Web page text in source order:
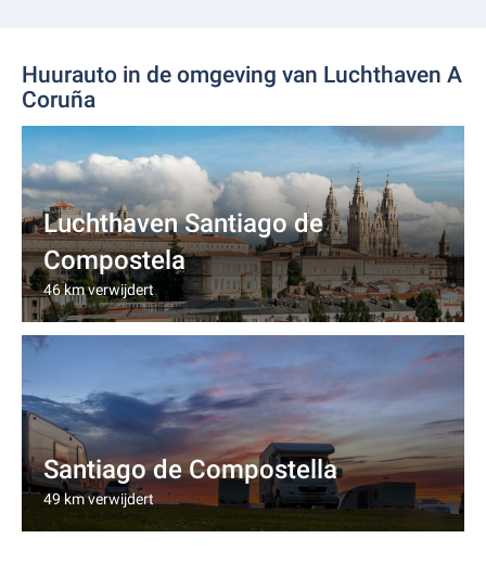
Huurauto in de omgeving van Luchthaven A
Coruña
Luchthaven Santiago de
Compostela
46 km verwijdert
Santiago de Compostella
49 km verwijdert